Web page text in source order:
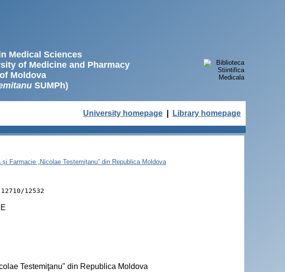
Medical Sciences
of Medicine and Pharmacy
Moldova
SUMPh)
University homepage Library homepage
Farmacie „Nicolae Testemițanu” din Republica Moldova
12532
Testemiţanu" din Republica Moldova